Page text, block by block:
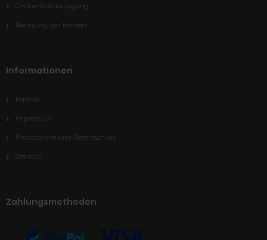
Online-Streitbeilegung
Nennung von Marken
Informationen
Kontakt
Impressum
Privatsphäre und Datenschutz
Sitemap
Zahlungsmethoden